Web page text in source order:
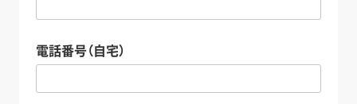
電話番号（自宅）